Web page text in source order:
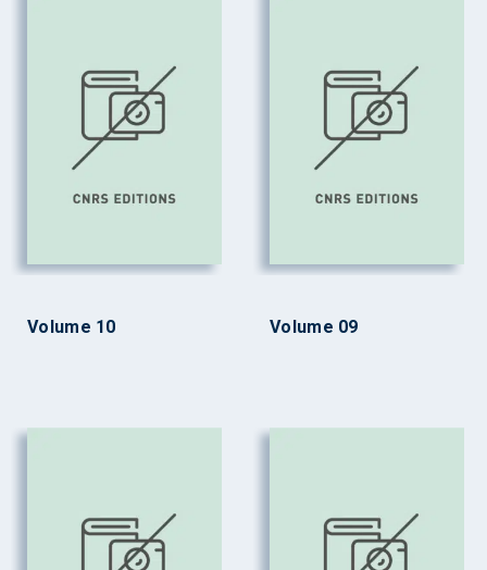
Volume 10 Volume 09